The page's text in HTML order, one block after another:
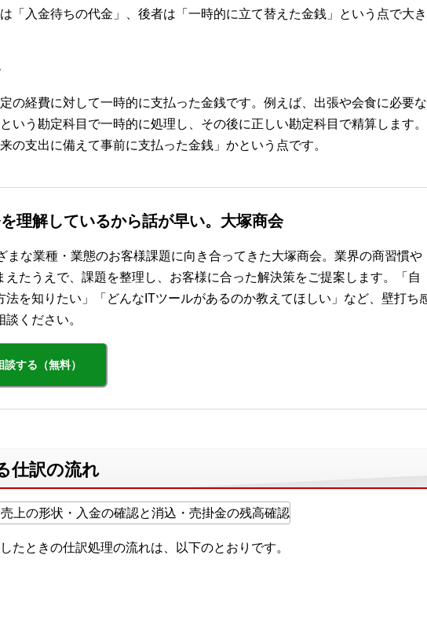
「入金待ちの代金」、後者は「一時的に立て替えた金銭」という点で大
の経費に対して一時的に支払った金銭です。例えば、出張や会食に必要
いう勘定科目で一時的に処理し、その後に正しい勘定科目で精算します
の支出に備えて事前に支払った金銭」かという点です。
理解しているから話が早い。大塚商会
まな業種・業態のお客様課題に向き合ってきた大塚商会。業界の商習慣や
えたうえで、課題を整理し、お客様に合った解決策をご提案します。「自
法を知りたい」「どんなITツールがあるのか教えてほしい」など、壁打ち
ください。
する（無料）
仕訳の流れ
たときの仕訳処理の流れは、以下のとおりです。